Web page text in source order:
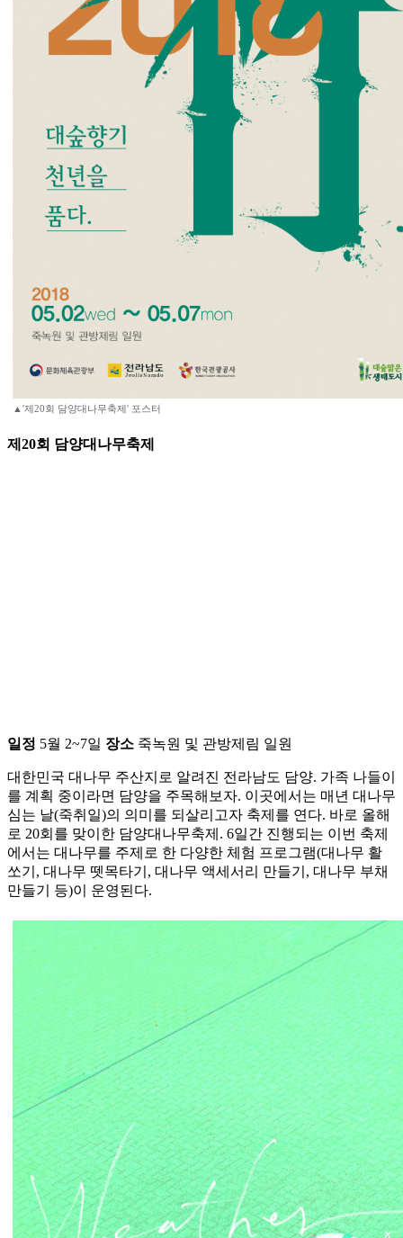
▲'제20회 담양대나무축제' 포스터
제20회 담양대나무축제
일정 5월 2~7일 장소 죽녹원 및 관방제림 일원
대한민국 대나무 주산지로 알려진 전라남도 담양. 가족 나들이
를 계획 중이라면 담양을 주목해보자. 이곳에서는 매년 대나무
심는 날(죽취일)의 의미를 되살리고자 축제를 연다. 바로 올해
로 20회를 맞이한 담양대나무축제. 6일간 진행되는 이번 축제
에서는 대나무를 주제로 한 다양한 체험 프로그램(대나무 활
쏘기, 대나무 뗏목타기, 대나무 액세서리 만들기, 대나무 부채
만들기 등)이 운영된다.